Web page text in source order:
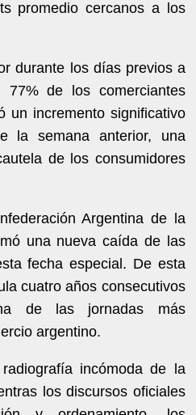
promedio cercanos a los
durante los días previos a
77% de los comerciantes
un incremento significativo
la semana anterior, una
de los consumidores
Argentina de la
una nueva caída de las
fecha especial. De esta
cuatro años consecutivos
de las jornadas más
argentino.
incómoda de la
los discursos oficiales